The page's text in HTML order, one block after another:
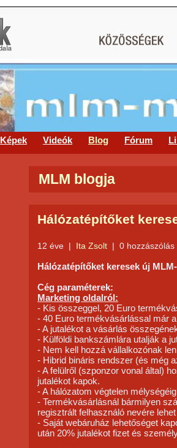
Képek Videók Blog Fórum
MLM blogja
Hálózatépítőket
12 éve | Ita Zsolt | 0 hozzászólás
Hálózatépítőket keresek új
Cég paraméterek:
Marketing oldalról:
- Kis összeggel, 20 Euro
- 40 Euro termékvásárlással már
- A jutalékot a vásárlás
- Külföldi bankszámlára utalják a
- Nem kell hozzá vállalkozónak
- Hibrid bináris rendszer (és még
- A felülről (szponzor vonal által)
jutalékot kapok.
- A hálózatom végtelen
- Termékvásárlásnál bármilyen
regisztrált felhasználó nevére
- Saját webáruház lehetőséget
után 20% jutalékot fizet és